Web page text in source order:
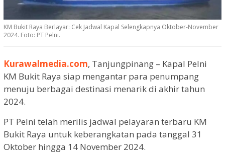
KM Bukit Raya Berlayar: Cek Jadwal Kapal Selengkapnya Oktober-November
2024. Foto: PT Pelni.
Kurawalmedia.com, Tanjungpinang – Kapal Pelni
KM Bukit Raya siap mengantar para penumpang
menuju berbagai destinasi menarik di akhir tahun
2024.
PT Pelni telah merilis jadwal pelayaran terbaru KM
Bukit Raya untuk keberangkatan pada tanggal 31
Oktober hingga 14 November 2024.